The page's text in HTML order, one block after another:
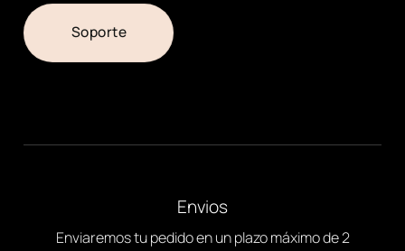
Soporte
Envios
Enviaremos tu pedido en un plazo máximo de 2